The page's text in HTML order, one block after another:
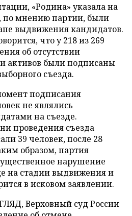
«Родина» указала на
по мнению партии, были
выдвижения кандидатов.
что у 218 из 269
об отсутствии
активов были подписаны
съезда.
подписания
не являлись
на съезде.
проведения съезда
39 человек, после 28
образом, партия
нарушение
на стадии выдвижения и
в исковом заявлении.
Верховный суд России